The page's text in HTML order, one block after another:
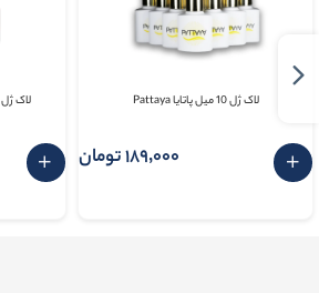
لاک ژل 10 میل پاتایا Pattaya
189٬000 تومان
لاک ژل 12 میل رینبو ژل Rainbow Gel